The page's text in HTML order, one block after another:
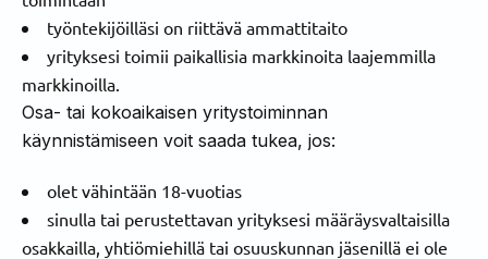
työntekijöilläsi on riittävä ammattitaito
yrityksesi toimii paikallisia markkinoita laajemmilla
markkinoilla.
Osa- tai kokoaikaisen yritystoiminnan
käynnistämiseen voit saada tukea, jos:
olet vähintään 18-vuotias
sinulla tai perustettavan yrityksesi määräysvaltaisilla
osakkailla, yhtiömiehillä tai osuuskunnan jäsenillä ei ole